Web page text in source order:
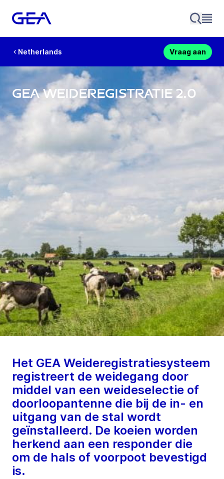
Netherlands Vraag aan
GEA Weideregistratie 2.0
Het GEA Weideregistratiesysteem
registreert de weidegang door
middel van een weideselectie of
doorloopantenne die bij de in- en
uitgang van de stal wordt
geïnstalleerd. De koeien worden
herkend aan een responder die
om de hals of voorpoot bevestigd
is.